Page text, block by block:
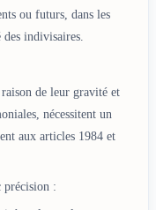
ou futurs, dans les
indivisaires.
de leur gravité et
nécessitent un
aux articles 1984 et
précision :